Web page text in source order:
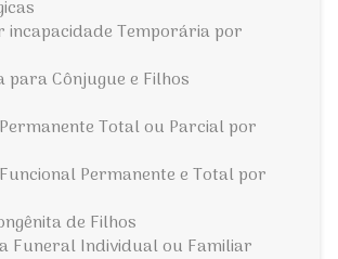
incapacidade Temporária por
Cônjugue e Filhos
Total ou Parcial por
Permanente e Total por
de Filhos
Funeral Individual ou Familiar